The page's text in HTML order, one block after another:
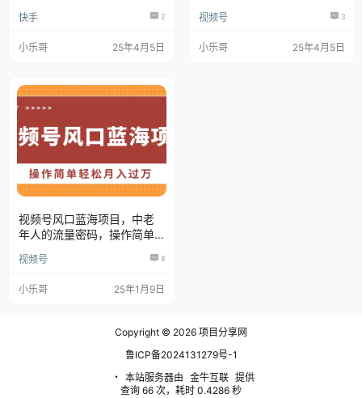
快手 2
小乐哥 25年4月5日
钱！月入5W，抓紧学！
视频号 3
小乐哥 25年4月5日
视频号风口蓝海项目，中老
年人的流量密码，操作简单
视频号 8
小乐哥 25年1月9日
Copyright © 2026 项目分享网
鲁ICP备2024131279号-1
・ 本站服务器由 金牛互联 提供
查询 66 次，耗时 0.4286 秒